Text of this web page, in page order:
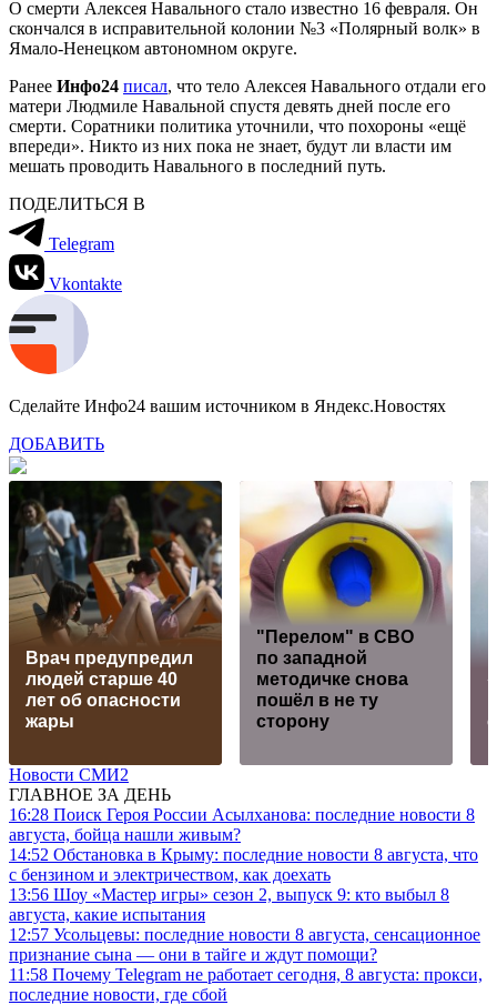
О смерти Алексея Навального стало известно 16 февраля. Он
скончался в исправительной колонии №3 «Полярный волк» в
Ямало-Ненецком автономном округе.
Ранее Инфо24 писал, что тело Алексея Навального отдали его
матери Людмиле Навальной спустя девять дней после его
смерти. Соратники политика уточнили, что похороны «ещё
впереди». Никто из них пока не знает, будут ли власти им
мешать проводить Навального в последний путь.
ПОДЕЛИТЬСЯ В
Telegram
Vkontakte
Сделайте Инфо24 вашим источником в Яндекс.Новостях
ДОБАВИТЬ
Врач предупредил
людей старше 40
лет об опасности
жары
"Перелом" в СВО
по западной
методичке снова
пошёл в не ту
сторону
Новости СМИ2
ГЛАВНОЕ ЗА ДЕНЬ
16:28 Поиск Героя России Асылханова: последние новости 8
августа, бойца нашли живым?
14:52 Обстановка в Крыму: последние новости 8 августа, что
с бензином и электричеством, как доехать
13:56 Шоу «Мастер игры» сезон 2, выпуск 9: кто выбыл 8
августа, какие испытания
12:57 Усольцевы: последние новости 8 августа, сенсационное
признание сына — они в тайге и ждут помощи?
11:58 Почему Telegram не работает сегодня, 8 августа: прокси,
последние новости, где сбой